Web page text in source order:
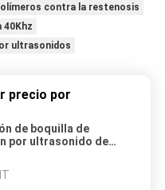
contra la restenosis
40Khz
ultrasonidos
precio por
de boquilla de
por ultrasonido de